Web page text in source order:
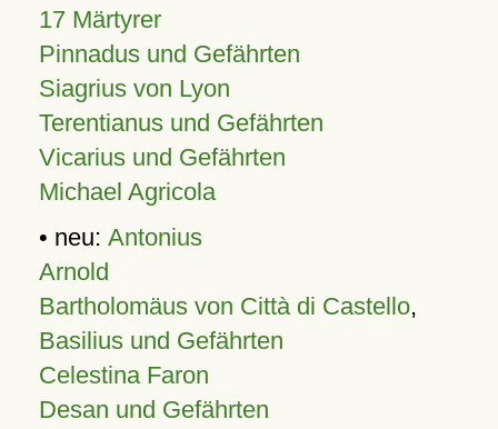
17 Märtyrer
Pinnadus und Gefährten
Siagrius von Lyon
Terentianus und Gefährten
Vicarius und Gefährten
Michael Agricola
• neu: Antonius
Arnold
Bartholomäus von Città di Castello,
Basilius und Gefährten
Celestina Faron
Desan und Gefährten